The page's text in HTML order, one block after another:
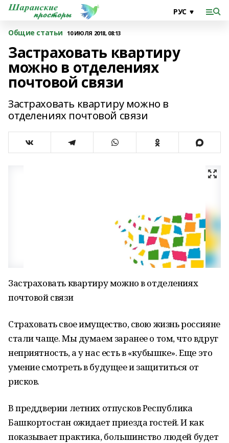
Общие статьи 10 ИЮЛЯ 2018, 08:13
Застраховать квартиру
можно в отделениях
почтовой связи
Застраховать квартиру можно в
отделениях почтовой связи
Застраховать квартиру можно в отделениях
почтовой связи
Страховать свое имущество, свою жизнь россияне
стали чаще. Мы думаем заранее о том, что вдруг
неприятность, а у нас есть в «кубышке». Еще это
умение смотреть в будущее и защититься от
рисков.
В преддверии летних отпусков Республика
Башкортостан ожидает приезда гостей. И как
показывает практика, большинство людей будет